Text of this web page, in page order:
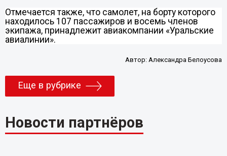
Отмечается также, что самолет, на борту которого
находилось 107 пассажиров и восемь членов
экипажа, принадлежит авиакомпании «Уральские
авиалинии».
Автор: Александра Белоусова
Еще в рубрике
Новости партнёров